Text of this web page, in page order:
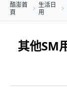
酷澎首
頁
生活日
用
其他SM